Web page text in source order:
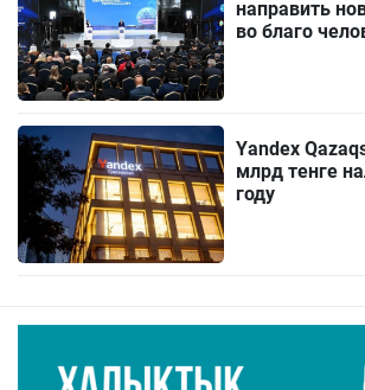
направить
во благо
Yandex
млрд тенге
году